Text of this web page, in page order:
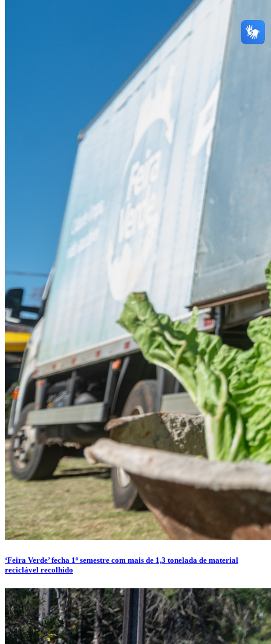
‘Feira Verde’ fecha 1º semestre com mais de 1,3 tonelada de material
reciclável recolhido